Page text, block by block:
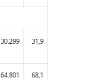
30.299 31,9
64.801 68,1